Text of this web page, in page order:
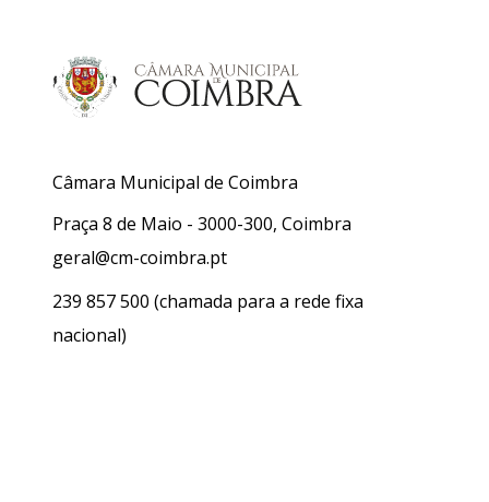
Câmara Municipal de Coimbra
Praça 8 de Maio - 3000-300, Coimbra
geral@cm-coimbra.pt
239 857 500 (chamada para a rede fixa
nacional)